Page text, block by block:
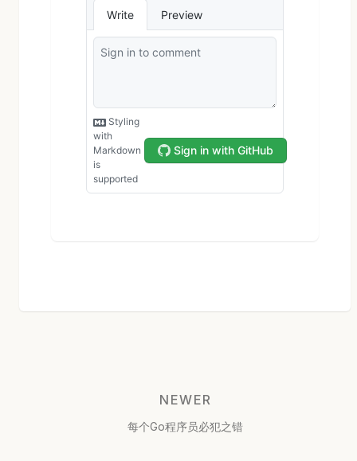
NEWER
每个Go程序员必犯之错